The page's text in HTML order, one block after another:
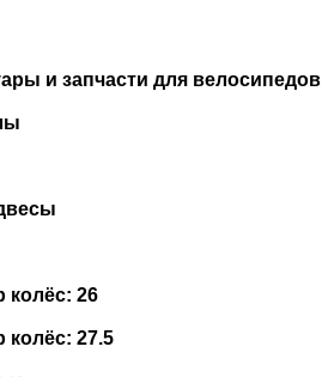
и запчасти для велосипедов
колёс: 26
колёс: 27.5